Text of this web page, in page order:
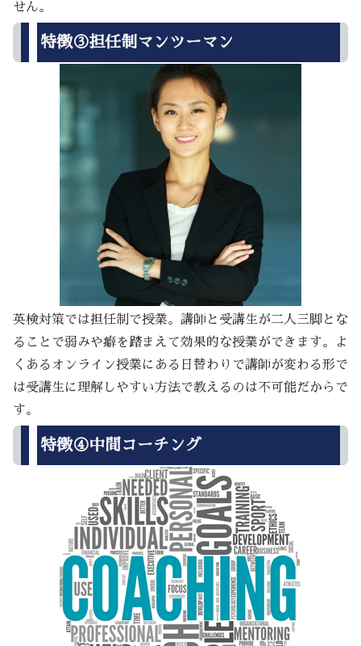
せん。
特徴③担任制マンツーマン
英検対策では担任制で授業。講師と受講生が二人三脚とな
ることで弱みや癖を踏まえて効果的な授業ができます。よ
くあるオンライン授業にある日替わりで講師が変わる形で
は受講生に理解しやすい方法で教えるのは不可能だからで
す。
特徴④中間コーチング